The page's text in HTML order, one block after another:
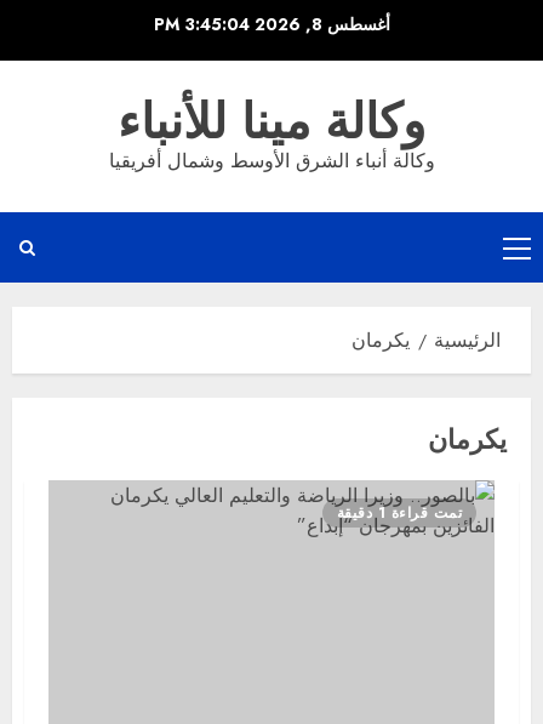
أغسطس 8, 2026 3:45:05 PM
وكالة مينا للأنباء
وكالة أنباء الشرق الأوسط وشمال أفريقيا
القائمة
الرئيسية
الرئيسية يكرمان
يكرمان
تمت قراءة 1 دقيقة